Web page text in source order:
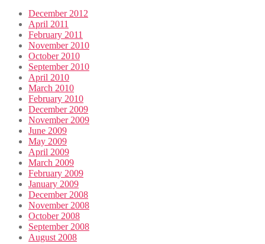
December 2012
April 2011
February 2011
November 2010
October 2010
September 2010
April 2010
March 2010
February 2010
December 2009
November 2009
June 2009
May 2009
April 2009
March 2009
February 2009
January 2009
December 2008
November 2008
October 2008
September 2008
August 2008